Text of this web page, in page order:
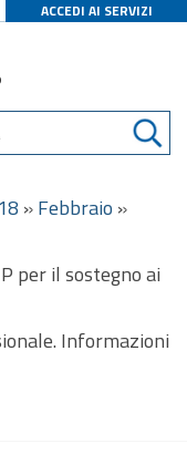
ACCEDI AI SERVIZI
»Febbraio »
per il sostegno ai
Informazioni